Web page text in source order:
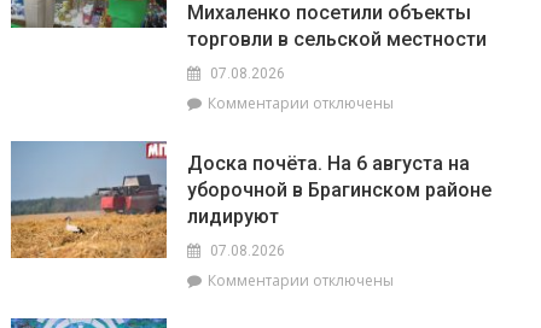
Михаленко посетили объекты
торговли в сельской местности
07.08.2026
Комментарии к
депутатского
корпуса
председателем
отключены
Доска почёта. На 6 августа на
уборочной в Брагинском районе
лидируют
07.08.2026
Комментарии котключены